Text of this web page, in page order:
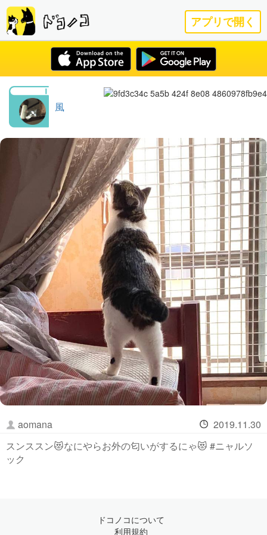
アプリで開く
風
aomana
2019.11.30
スンススン😻なにやらお外の匂いがするにゃ😻 #ニャルソ
ック
ドコノコについて
利用規約